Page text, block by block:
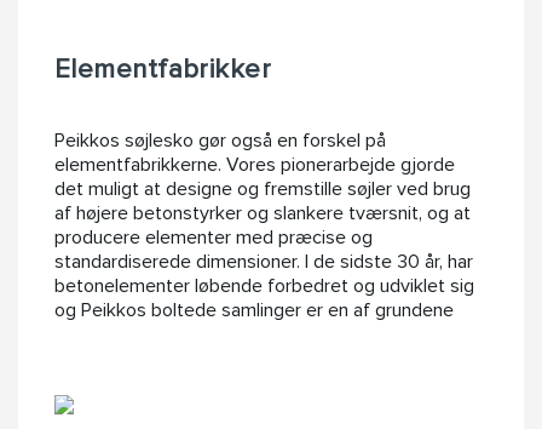
Elementfabrikker
Peikkos søjlesko gør også en forskel på
elementfabrikkerne. Vores pionerarbejde gjorde
det muligt at designe og fremstille søjler ved brug
af højere betonstyrker og slankere tværsnit, og at
producere elementer med præcise og
standardiserede dimensioner. I de sidste 30 år, har
betonelementer løbende forbedret og udviklet sig
og Peikkos boltede samlinger er en af grundene